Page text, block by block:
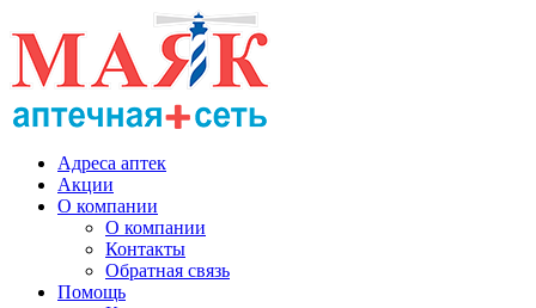
Адреса аптек
Акции
О компании
О компании
Контакты
Обратная связь
Помощь